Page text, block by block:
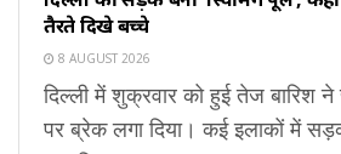
तैरते दिखे बच्चे
8 AUGUST 2026
दिल्ली में शुक्रवार को हुई तेज बारिश ने
पर ब्रेक लगा दिया। कई इलाकों में